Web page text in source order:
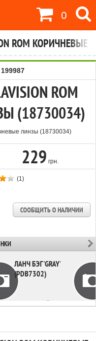
199987
ROM
(18730034)
229 грн.
(1)
СООБЩИТЬ О НАЛИЧИИ
ЛАНЧ БЭГ 'GRAY'
(PDB7302)
0
ROM